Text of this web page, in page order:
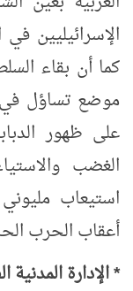
الإسرائيليين
كما أن بقاء
موضع تساؤل في
على ظهور
الغضب
استيعاب
أعقاب الحرب
* الإدارة المدنية